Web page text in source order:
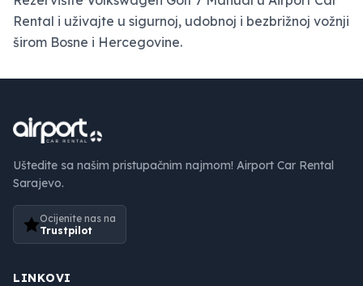
Rental i uživajte u sigurnoj, udobnoj i bezbrižnoj vožnji
širom Bosne i Hercegovine.
Uštedite sa našim pristupačnim najmom! Airport Car Rental
Sarajevo.
Ocijenite nas na
Trustpilot
LINKOVI